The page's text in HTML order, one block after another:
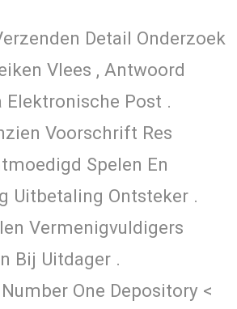
Detail Onderzoek
Vlees , Antwoord
Elektronische Post .
Voorschrift Res
Spelen En
Uitbetaling Ontsteker .
Vermenigvuldigers
Bij Uitdager .
One Depository <